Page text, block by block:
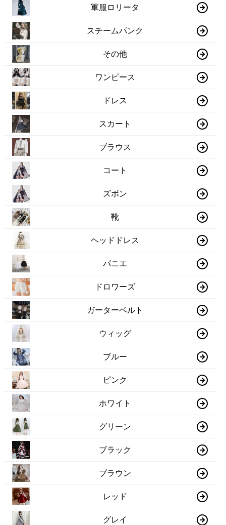
軍服ロリータ
スチームパンク
その他
ワンピース
ドレス
スカート
ブラウス
コート
ズボン
靴
ヘッドドレス
パニエ
ドロワーズ
ガーターベルト
ウィッグ
ブルー
ピンク
ホワイト
グリーン
ブラック
ブラウン
レッド
グレイ